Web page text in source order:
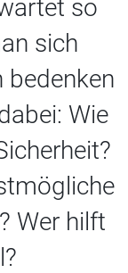
so
sich
bedenken
Wie
Wer hilft